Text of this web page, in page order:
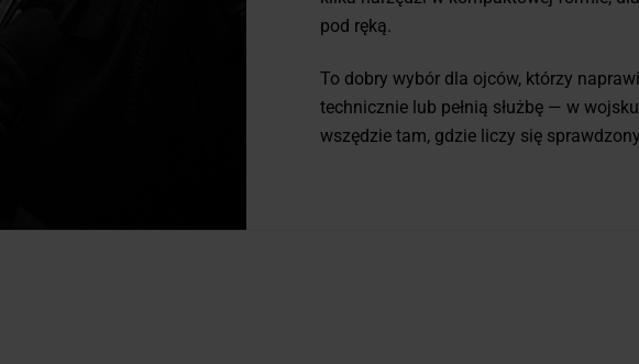
pod ręką.
To dobry wybór dla ojców, którzy
technicznie lub pełnią służbę — w
wszędzie tam, gdzie liczy się